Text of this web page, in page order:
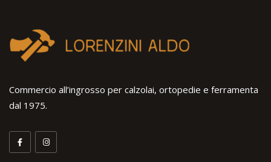
Commercio all’ingrosso per calzolai, ortopedie e ferramenta
dal 1975.